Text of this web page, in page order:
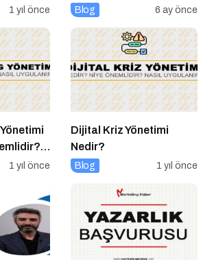
1 yıl önce Blog 6 ay önce
1 yıl önce
Dijital Kriz Yönetimi
Nedir?
Blog 1 yıl önce